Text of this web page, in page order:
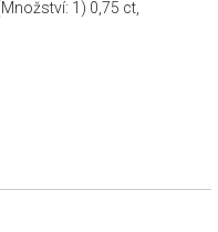
1) 0,75 ct,